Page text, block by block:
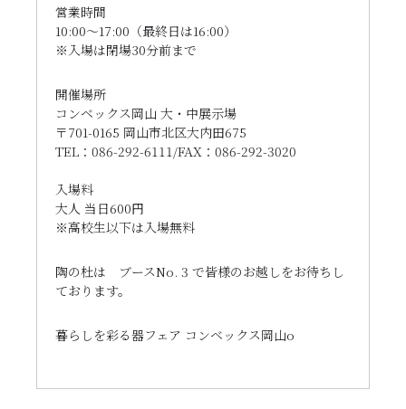
営業時間
10:00～17:00（最終日は16:00）
※入場は閉場30分前まで
開催場所
コンベックス岡山 大・中展示場
〒701-0165 岡山市北区大内田675
TEL：086-292-6111/FAX：086-292-3020
入場料
大人 当日600円
※高校生以下は入場無料
陶の杜は ブースNo. 3 で皆様のお越しをお待ちし
ております。
暮らしを彩る器フェア コンベックス岡山o